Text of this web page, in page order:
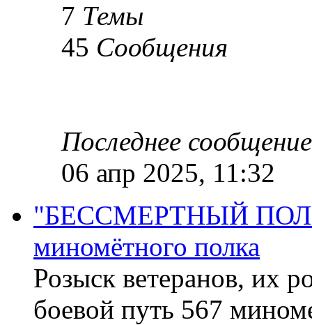
7 Темы
45 Сообщения
Последнее сообщение
06 апр 2025, 11:32
"БЕССМЕРТНЫЙ ПОЛК
миномётного полка
Розыск ветеранов, их
боевой путь 567